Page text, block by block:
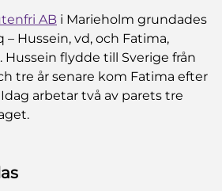
AB i Marieholm grundades
– Hussein, vd, och Fatima,
flydde till Sverige från
tre år senare kom Fatima efter
arbetar två av parets tre